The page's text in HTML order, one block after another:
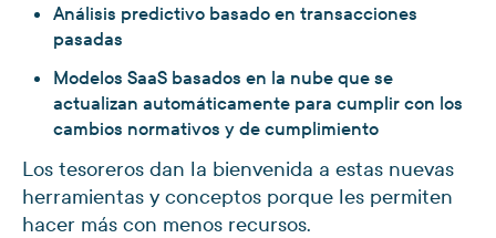
Análisis predictivo basado en transacciones
pasadas
Modelos SaaS basados en la nube que se
actualizan automáticamente para cumplir con los
cambios normativos y de cumplimiento
Los tesoreros dan la bienvenida a estas nuevas
herramientas y conceptos porque les permiten
hacer más con menos recursos.